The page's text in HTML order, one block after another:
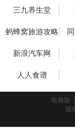
三九养生堂
蚂蜂窝旅游攻略
新浪汽车网
人人食谱
电脑版
版